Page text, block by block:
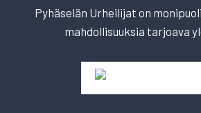
Pyhäselän Urheilijat on
mahdollisuuksia tarjoava